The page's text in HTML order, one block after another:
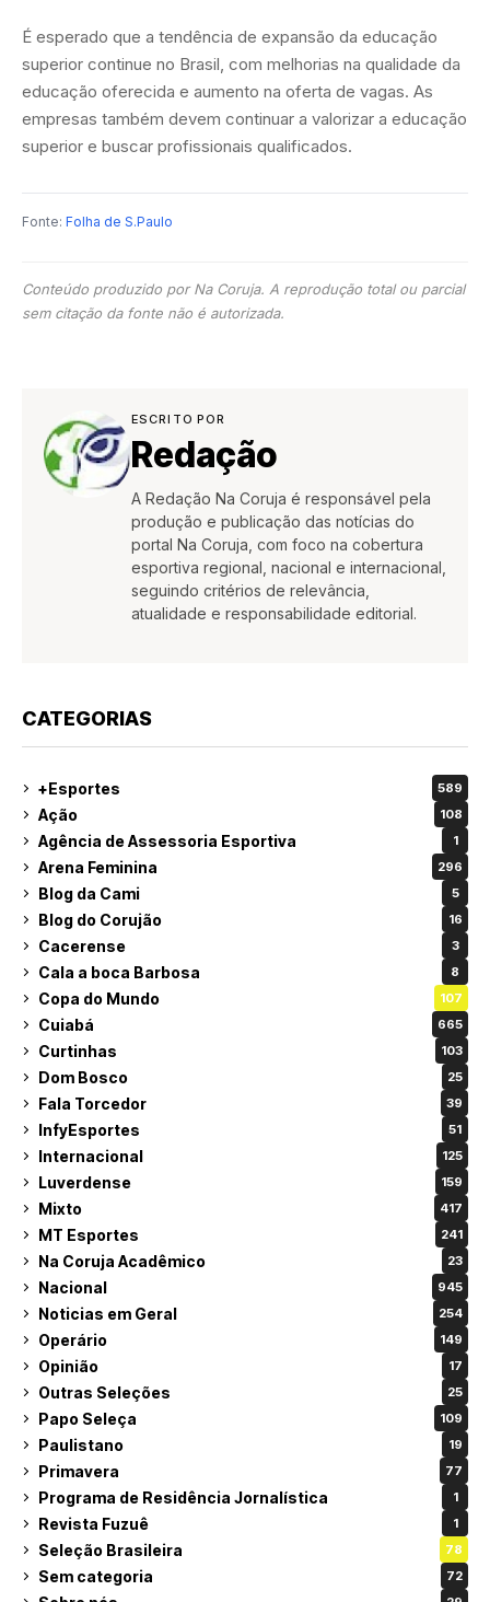
É esperado que a tendência de expansão da educação
superior continue no Brasil, com melhorias na qualidade da
educação oferecida e aumento na oferta de vagas. As
empresas também devem continuar a valorizar a educação
superior e buscar profissionais qualificados.
Fonte: Folha de S.Paulo
Conteúdo produzido por Na Coruja. A reprodução total ou parcial
sem citação da fonte não é autorizada.
ESCRITO POR
Redação
A Redação Na Coruja é responsável pela
produção e publicação das notícias do
portal Na Coruja, com foco na cobertura
esportiva regional, nacional e internacional,
seguindo critérios de relevância,
atualidade e responsabilidade editorial.
CATEGORIAS
+Esportes 589
Ação 108
Agência de Assessoria Esportiva 1
Arena Feminina 296
Blog da Cami 5
Blog do Corujão 16
Cacerense 3
Cala a boca Barbosa 8
Copa do Mundo 107
Cuiabá 665
Curtinhas 103
Dom Bosco 25
Fala Torcedor 39
InfyEsportes 51
Internacional 125
Luverdense 159
Mixto 417
MT Esportes 241
Na Coruja Acadêmico 23
Nacional 945
Noticias em Geral 254
Operário 149
Opinião 17
Outras Seleções 25
Papo Seleça 109
Paulistano 19
Primavera 77
Programa de Residência Jornalística 1
Revista Fuzuê 1
Seleção Brasileira 78
Sem categoria 72